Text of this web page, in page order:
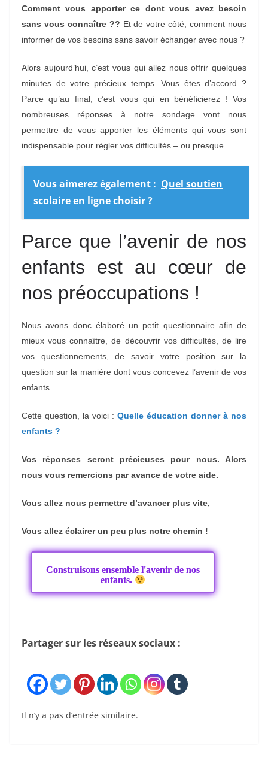
Comment vous apporter ce dont vous avez besoin
sans vous connaître ?? Et de votre côté, comment nous
informer de vos besoins sans savoir échanger avec nous ?
Alors aujourd’hui, c’est vous qui allez nous offrir quelques
minutes de votre précieux temps. Vous êtes d’accord ?
Parce qu’au final, c’est vous qui en bénéficierez ! Vos
nombreuses réponses à notre sondage vont nous
permettre de vous apporter les éléments qui vous sont
indispensable pour régler vos difficultés – ou presque.
Vous aimerez également : Quel soutien
scolaire en ligne choisir ?
Parce que l’avenir de nos
enfants est au cœur de
nos préoccupations !
Nous avons donc élaboré un petit questionnaire afin de
mieux vous connaître, de découvrir vos difficultés, de lire
vos questionnements, de savoir votre position sur la
question sur la manière dont vous concevez l’avenir de vos
enfants…
Cette question, la voici : Quelle éducation donner à nos
enfants ?
Vos réponses seront précieuses pour nous. Alors
nous vous remercions par avance de votre aide.
Vous allez nous permettre d’avancer plus vite,
Vous allez éclairer un peu plus notre chemin !
Construisons ensemble l'avenir de nos
enfants.
Partager sur les réseaux sociaux :
Il n’y a pas d’entrée similaire.